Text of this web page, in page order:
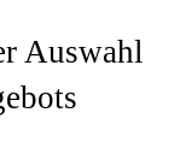
Auswahl